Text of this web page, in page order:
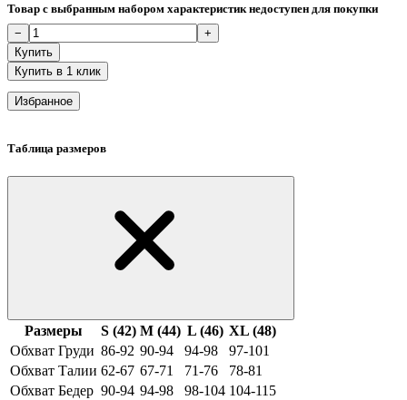
Товар с выбранным набором характеристик недоступен для покупки
Купить в 1 клик
Избранное
Таблица размеров
Размеры S (42) M (44) L (46) XL (48)
Обхват Груди 86-92 90-94 94-98
97-101
Обхват Талии 62-67 67-71 71-76
78-81
Обхват Бедер 90-94 94-98 98-104 104-115